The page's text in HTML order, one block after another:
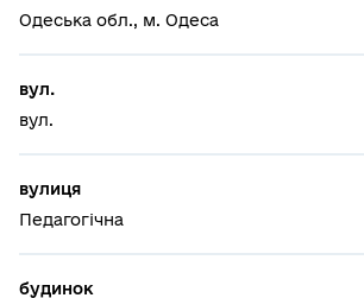
Одеська обл., м. Одеса
вул.
вул.
вулиця
Педагогічна
будинок